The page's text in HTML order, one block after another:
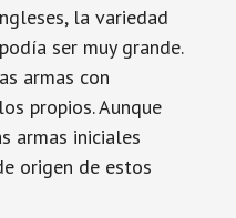
la variedad
ser muy grande.
armas con
propios. Aunque
armas iniciales
origen de estos